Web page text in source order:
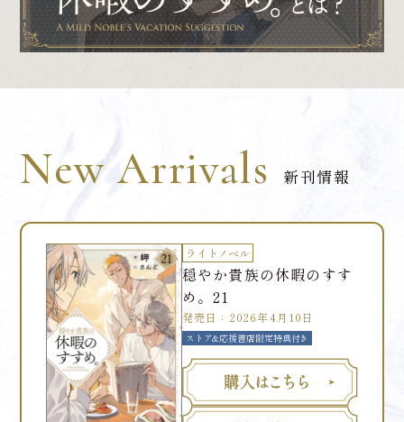
New Arrivals 新刊情報
ライトノベル
穏やか貴族の休暇のすす
め。21
発売日：2026年4月10日
ストア&応援書店限定特典付き